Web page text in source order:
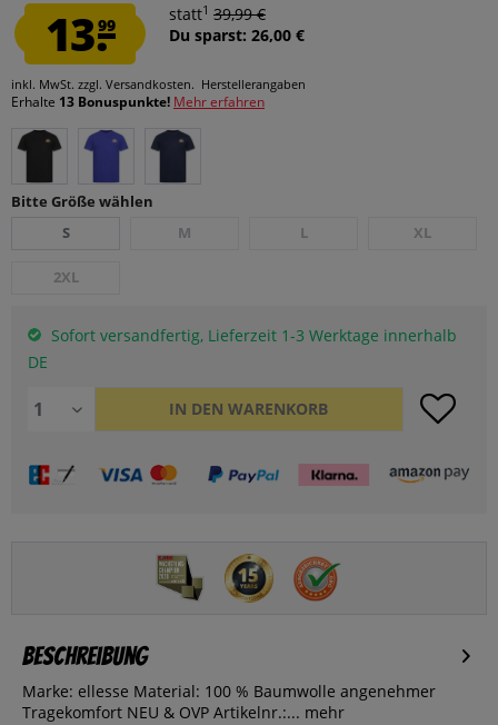
13.99
statt1 39,99 €
Du sparst: 26,00 €
inkl. MwSt. zzgl. Versandkosten. Herstellerangaben
Erhalte 13 Bonuspunkte! Mehr erfahren
Bitte Größe wählen
S
M L XL
2XL
Sofort versandfertig, Lieferzeit 1-3 Werktage innerhalb
DE
IN DEN WARENKORB
Beschreibung
Marke: ellesse Material: 100 % Baumwolle angenehmer
Tragekomfort NEU & OVP Artikelnr.:... mehr